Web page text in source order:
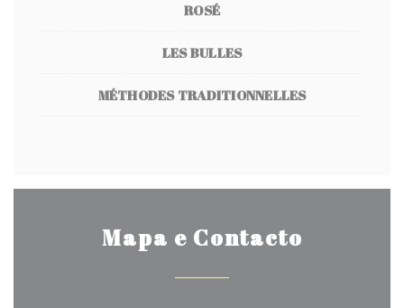
ROSÉ
LES BULLES
MÉTHODES TRADITIONNELLES
Mapa e Contacto